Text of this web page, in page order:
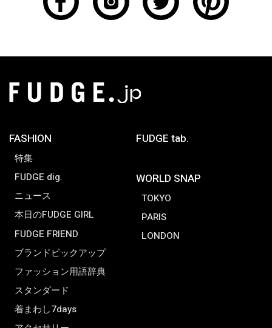
FASHION
特集
FUDGE dig.
ニュース
本日のFUDGE GIRL
FUDGE FRIEND
ブランドピックアップ
ファッション用語辞典
スタンダード
着まわし7days
FUDGE tab.
WORLD SNAP
TOKYO
PARIS
LONDON